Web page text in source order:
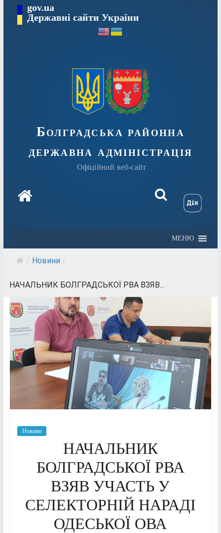
Перейтиgov.ua
Державні сайти України
Болградська районна
державна адміністрація
Офіційний веб-сайт
МЕНЮ
/ Новини /
НАЧАЛЬНИК БОЛГРАДСЬКОЇ РВА ВЗЯВ...
Новини
НАЧАЛЬНИК
БОЛГРАДСЬКОЇ РВА
ВЗЯВ УЧАСТЬ У
СЕЛЕКТОРНІЙ НАРАДІ
ОДЕСЬКОЇ ОВА